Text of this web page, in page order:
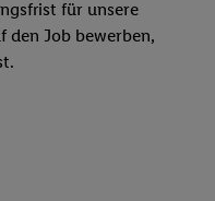
für unsere
den Job bewerben,